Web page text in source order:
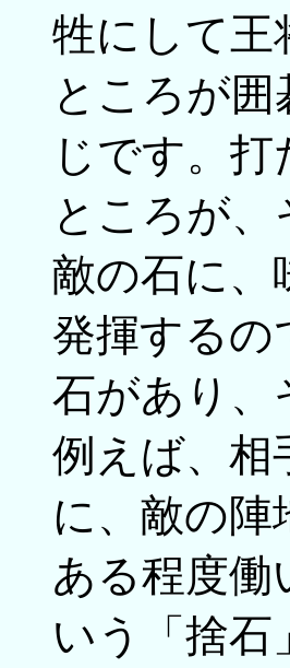
牲にして王
ところが
じです。
ところが
敵の石に、
発揮するの
石があり、
例えば、相
に、敵の
ある程度働
いう「捨石